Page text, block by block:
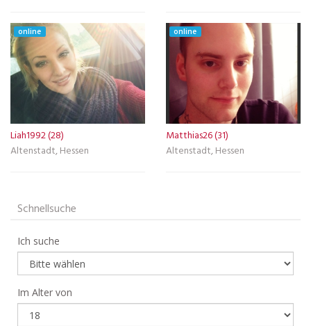
online
Liah1992 (28)
Altenstadt, Hessen
online
Matthias26 (31)
Altenstadt, Hessen
Schnellsuche
Ich suche
Im Alter von